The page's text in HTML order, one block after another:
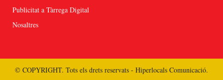
Publicitat a Tàrrega Digital
Nosaltres
© COPYRIGHT. Tots els drets reservats - Hiperlocals Comunicació.